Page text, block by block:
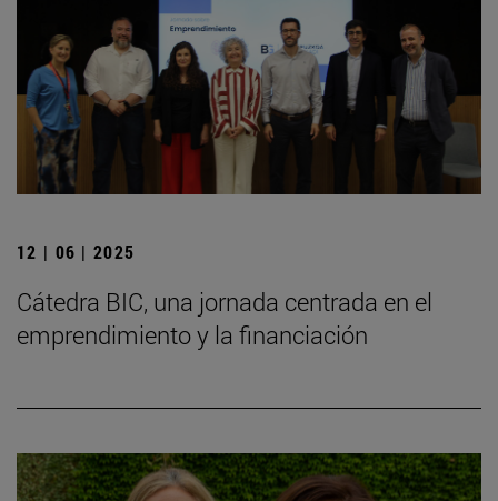
12 | 06 | 2025
Cátedra BIC, una jornada centrada en el
emprendimiento y la financiación